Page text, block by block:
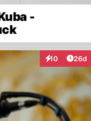
-
10
Interaktionen
26d